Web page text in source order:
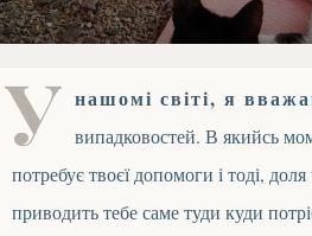
Історії з Бразилії
Соло автостоп
Мандри
Екологія
Освіта і виховання
Війна
Зламана рука
Поезія
Мої творіння
Книги
Posts in English
poetry
My Speeches/Мої промови
Home/Додомцю
У нашомі світі, я
випадковостей. В якийсь
потребує твоєї допомоги і тоді,
приводить тебе саме туди куди